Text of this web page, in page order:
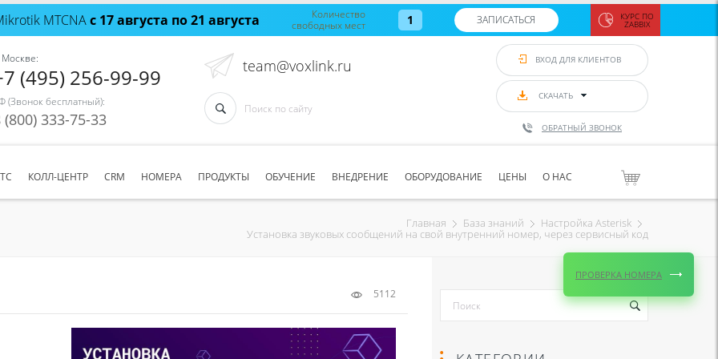
MTCNAс 17 августа по 21 августа
Количество
свободных мест
1 ЗАПИСАТЬСЯ КУРС ПО
ZABBIX
ВХОД ДЛЯ КЛИЕНТОВ
СКАЧАТЬ
ОБРАТНЫЙ ЗВОНОК
(495) 256-99-99
(Звонок бесплатный):
(800) 333-75-33
team@voxlink.ru
КОЛЛ-ЦЕНТР CRM НОМЕРА ПРОДУКТЫ ОБУЧЕНИЕ ВНЕДРЕНИЕ ОБОРУДОВАНИЕ ЦЕНЫ О НАС
Главная База знаний Настройка Asterisk
Установка звуковых сообщений на свой внутренний номер, через сервисный код
5112
ПРОВЕРКА НОМЕРА